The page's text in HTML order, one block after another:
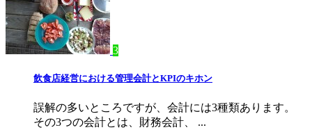
3
飲食店経営における管理会計とKPIのキホン
誤解の多いところですが、会計には3種類あります。
その3つの会計とは、財務会計、 ...